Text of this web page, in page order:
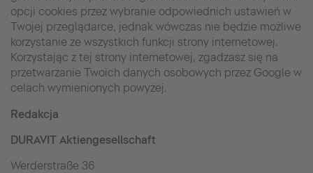
opcji cookies przez wybranie odpowiednich ustawień w
Twojej przeglądarce, jednak wówczas nie będzie możliwe
korzystanie ze wszystkich funkcji strony internetowej.
Korzystając z tej strony internetowej, zgadzasz się na
przetwarzanie Twoich danych osobowych przez Google w
celach wymienionych powyżej.
Redakcja
DURAVIT Aktiengesellschaft
Werderstraße 36